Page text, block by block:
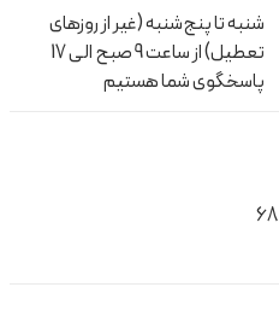
شنبه تا پنج‌شنبه (غیر از روزهای
تعطیل) از ساعت 9 صبح الی 17
پاسخگوی شما هستیم